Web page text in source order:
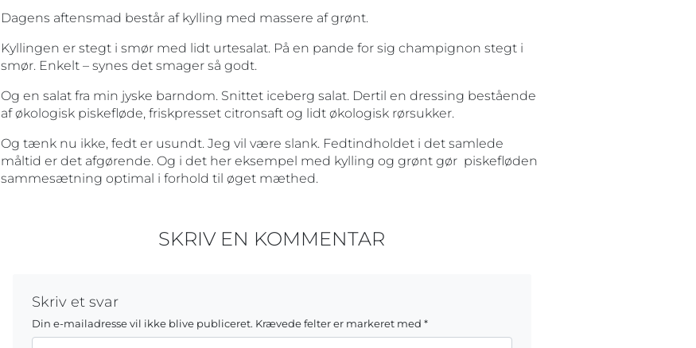
Dagens aftensmad består af kylling med massere af grønt.
Kyllingen er stegt i smør med lidt urtesalat. På en pande for sig champignon stegt i
smør. Enkelt – synes det smager så godt.
Og en salat fra min jyske barndom. Snittet iceberg salat. Dertil en dressing bestående
af økologisk piskefløde, friskpresset citronsaft og lidt økologisk rørsukker.
Og tænk nu ikke, fedt er usundt. Jeg vil være slank. Fedtindholdet i det samlede
måltid er det afgørende. Og i det her eksempel med kylling og grønt gør piskefløden
sammesætning optimal i forhold til øget mæthed.
SKRIV EN KOMMENTAR
Skriv et svar
Din e-mailadresse vil ikke blive publiceret. Krævede felter er markeret med *